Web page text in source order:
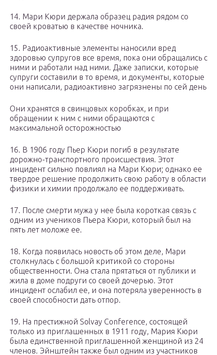
14. Мари Кюри держала образец радия рядом со
своей кроватью в качестве ночника.
15. Радиоактивные элементы наносили вред
здоровью супругов все время, пока они обращались с
ними и работали над ними. Даже записки, которые
супруги составили в то время, и документы, которые
они написали, радиоактивно загрязнены по сей день
Они хранятся в свинцовых коробках, и при
обращении к ним с ними обращаются с
максимальной осторожностью
16. В 1906 году Пьер Кюри погиб в результате
дорожно-транспортного происшествия. Этот
инцидент сильно повлиял на Мари Кюри; однако ее
твердое решение продолжить свою работу в области
физики и химии продолжало ее поддерживать.
17. После смерти мужа у нее была короткая связь с
одним из учеников Пьера Кюри, который был на
пять лет моложе ее.
18. Когда появилась новость об этом деле, Мари
столкнулась с большой критикой со стороны
общественности. Она стала прятаться от публики и
жила в доме подруги со своей дочерью. Этот
инцидент ослабил ее, и она потеряла уверенность в
своей способности дать отпор.
19. На престижной Solvay Conference, состоящей
только из приглашенных в 1911 году, Мария Кюри
была единственной приглашенной женщиной из 24
членов. Эйнштейн также был одним из участников